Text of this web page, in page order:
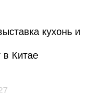
кухонь и
в Китае